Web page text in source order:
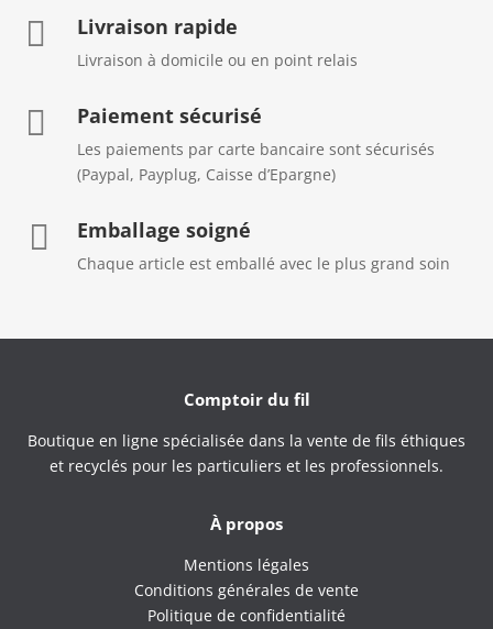
 Livraison rapide
Livraison à domicile ou en point relais
 Paiement sécurisé
Les paiements par carte bancaire sont sécurisés
(Paypal, Payplug, Caisse d’Epargne)
 Emballage soigné
Chaque article est emballé avec le plus grand soin
Comptoir du fil
Boutique en ligne spécialisée dans la vente de fils éthiques
et recyclés pour les particuliers et les professionnels.
À propos
Mentions légales
Conditions générales de vente
Politique de confidentialité